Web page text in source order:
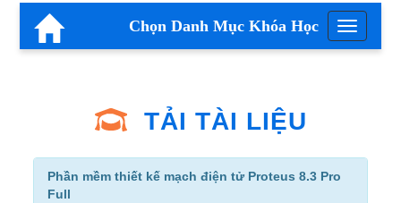
Menu
Chọn Danh Mục Khóa Học
TẢI TÀI LIỆU
Phần mềm thiết kế mạch điện tử Proteus 8.3 Pro
Full